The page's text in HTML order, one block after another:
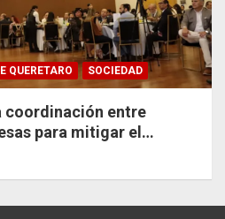
QUERETARO SOCIEDAD
coordinación entre
para mitigar el